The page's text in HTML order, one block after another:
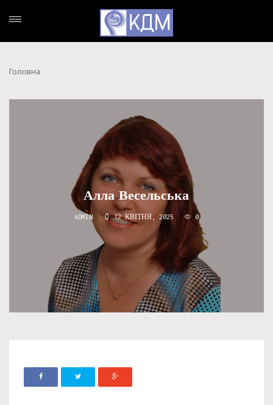
Головна
Алла Весельська
ADMIN 12 КВІТНЯ, 2025 0